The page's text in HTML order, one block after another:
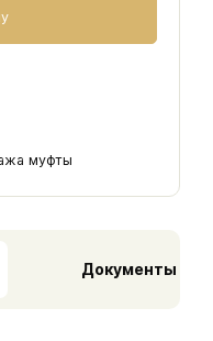
муфты
Документы